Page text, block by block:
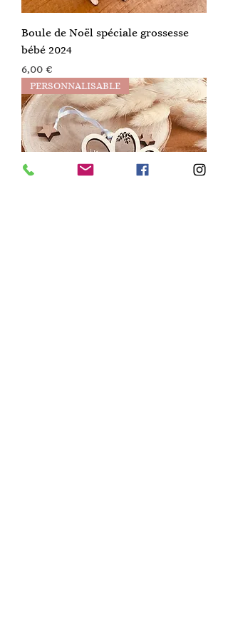
Boule de Noël spéciale grossesse
bébé 2024
Prix
6,00 €
PERSONNALISABLE